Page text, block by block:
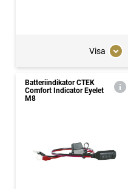
Visa
Batteriindikator CTEK
Comfort Indicator Eyelet
M8